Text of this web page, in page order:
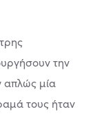
την
απλώς μία
τους ήταν